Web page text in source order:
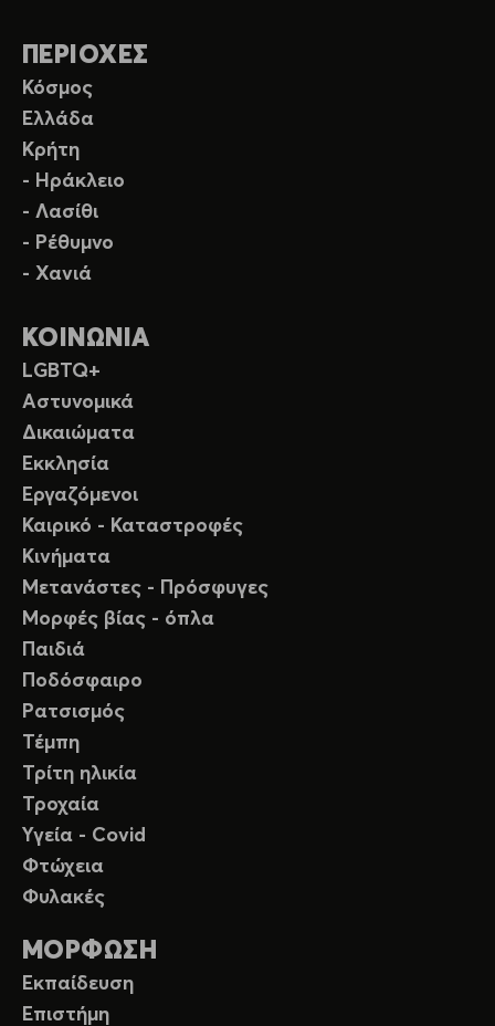
ΠΕΡΙΟΧΕΣ
Κόσμος
Ελλάδα
Κρήτη
- Ηράκλειο
- Λασίθι
- Ρέθυμνο
- Χανιά
ΚΟΙΝΩΝΙΑ
LGBTQ+
Αστυνομικά
Δικαιώματα
Εκκλησία
Εργαζόμενοι
Καιρικό - Καταστροφές
Κινήματα
Μετανάστες - Πρόσφυγες
Μορφές βίας - όπλα
Παιδιά
Ποδόσφαιρο
Ρατσισμός
Τέμπη
Τρίτη ηλικία
Τροχαία
Υγεία - Covid
Φτώχεια
Φυλακές
ΜΟΡΦΩΣΗ
Εκπαίδευση
Επιστήμη